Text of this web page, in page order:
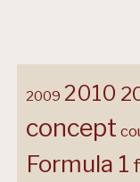
2009 2010
concept
Formula 1